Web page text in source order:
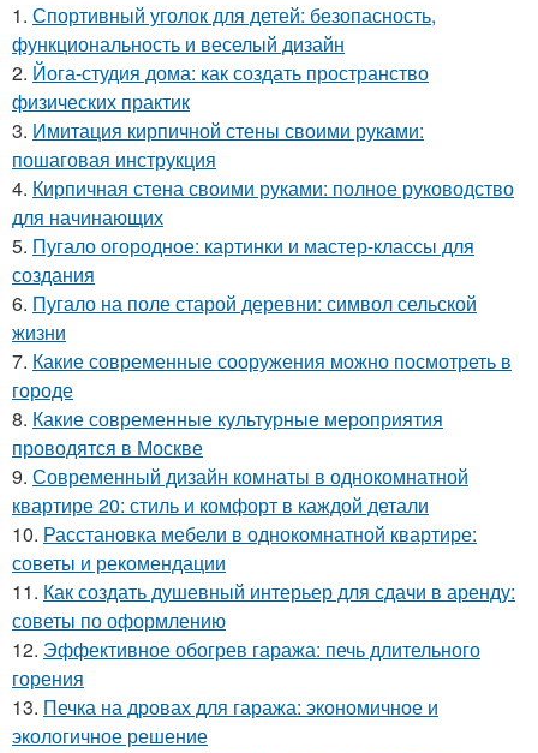
1. Спортивный уголок для детей: безопасность,
функциональность и веселый дизайн
2. Йога-студия дома: как создать пространство
физических практик
3. Имитация кирпичной стены своими руками:
пошаговая инструкция
4. Кирпичная стена своими руками: полное руководство
для начинающих
5. Пугало огородное: картинки и мастер-классы для
создания
6. Пугало на поле старой деревни: символ сельской
жизни
7. Какие современные сооружения можно посмотреть в
городе
8. Какие современные культурные мероприятия
проводятся в Москве
9. Современный дизайн комнаты в однокомнатной
квартире 20: стиль и комфорт в каждой детали
10. Расстановка мебели в однокомнатной квартире:
советы и рекомендации
11. Как создать душевный интерьер для сдачи в аренду:
советы по оформлению
12. Эффективное обогрев гаража: печь длительного
горения
13. Печка на дровах для гаража: экономичное и
экологичное решение